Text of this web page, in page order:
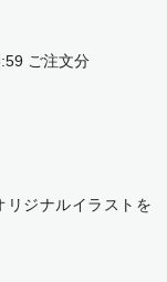
ご注文分
リジナルイラストを